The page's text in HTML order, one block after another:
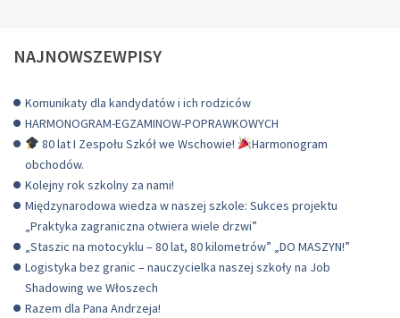
NAJNOWSZEWPISY
Komunikaty dla kandydatów i ich rodziców
HARMONOGRAM-EGZAMINOW-POPRAWKOWYCH
80 lat I Zespołu Szkół we Wschowie!
Harmonogram
obchodów.
Kolejny rok szkolny za nami!
Międzynarodowa wiedza w naszej szkole: Sukces projektu
„Praktyka zagraniczna otwiera wiele drzwi”
„Staszic na motocyklu – 80 lat, 80 kilometrów” „DO MASZYN!”
Logistyka bez granic – nauczycielka naszej szkoły na Job
Shadowing we Włoszech
Razem dla Pana Andrzeja!